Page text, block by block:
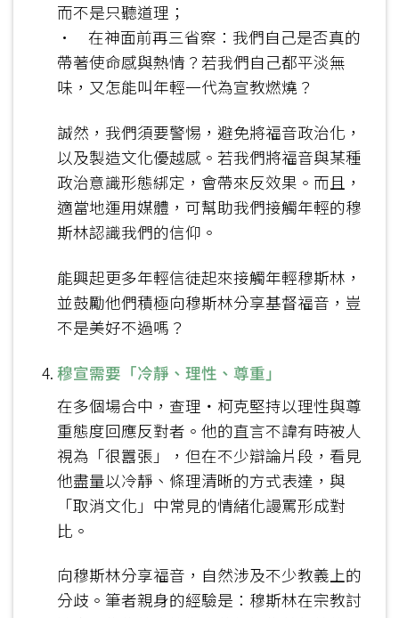
而不是只聽道理；
• 在神面前再三省察：我們自己是否真的
帶著使命感與熱情？若我們自己都平淡無
味，又怎能叫年輕一代為宣教燃燒？
誠然，我們須要警惕，避免將福音政治化，
以及製造文化優越感。若我們將福音與某種
政治意識形態綁定，會帶來反效果。而且，
適當地運用媒體，可幫助我們接觸年輕的穆
斯林認識我們的信仰。
能興起更多年輕信徒起來接觸年輕穆斯林，
並鼓勵他們積極向穆斯林分享基督福音，豈
不是美好不過嗎？
穆宣需要「冷靜、理性、尊重」
在多個場合中，查理‧柯克堅持以理性與尊
重態度回應反對者。他的直言不諱有時被人
視為「很囂張」，但在不少辯論片段，看見
他盡量以冷靜、條理清晰的方式表達，與
「取消文化」中常見的情緒化謾罵形成對
比。
向穆斯林分享福音，自然涉及不少教義上的
分歧。筆者親身的經驗是：穆斯林在宗教討